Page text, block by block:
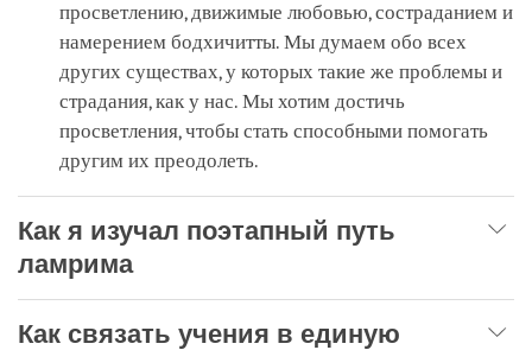
просветлению, движимые любовью, состраданием и
намерением бодхичитты. Мы думаем обо всех
других существах, у которых такие же проблемы и
страдания, как у нас. Мы хотим достичь
просветления, чтобы стать способными помогать
другим их преодолеть.
Как я изучал поэтапный путь
ламрима
Как связать учения в единую